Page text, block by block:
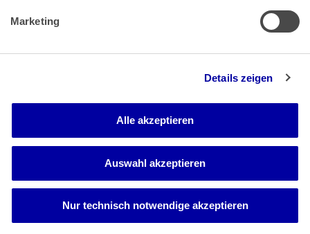
Marketing
Details zeigen
Alle akzeptieren
Auswahl akzeptieren
Nur technisch notwendige akzeptieren
Barrierefreiheit